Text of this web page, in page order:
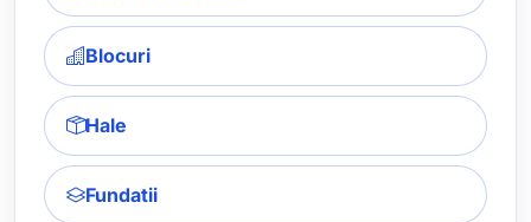
Blocuri
Hale
Fundatii